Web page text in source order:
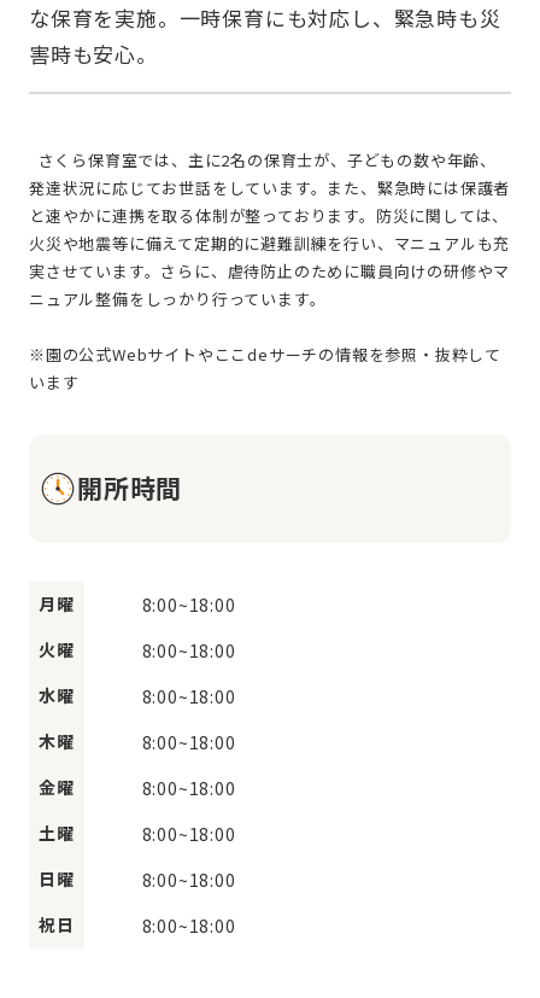
な保育を実施。一時保育にも対応し、緊急時も災
発達状況に応じてお世話をしています。また、緊急時には保護者
と速やかに連携を取る体制が整っております。防災に関しては、
火災や地震等に備えて定期的に避難訓練を行い、マニュアルも充
実させています。さらに、虐待防止のために職員向けの研修やマ
ニュアル整備をしっかり行っています。
※園の公式Webサイトやここdeサーチの情報を参照・抜粋して
開所時間
月曜 8:00~18:00
火曜
8:00~18:00
水曜
8:00~18:00
木曜
8:00~18:00
金曜
8:00~18:00
土曜
8:00~18:00
日曜
8:00~18:00
祝日
8:00~18:00